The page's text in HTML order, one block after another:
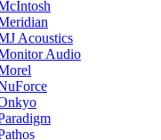
Acoustics
Audio